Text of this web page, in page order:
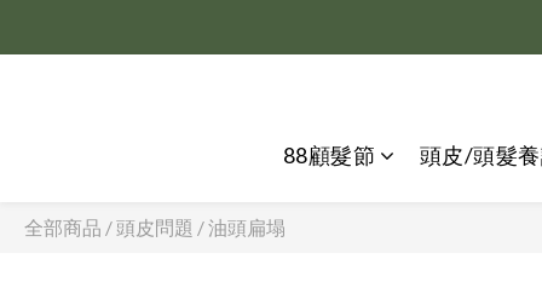
88顧髮節 頭皮/頭髮
全部商品 /頭皮問題 /油頭扁塌